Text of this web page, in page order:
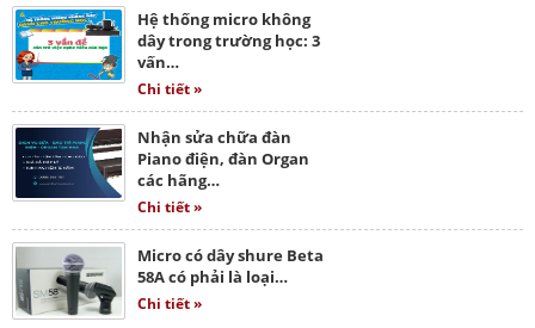
Hệ thống micro không
dây trong trường học: 3
vấn…
Chi tiết »
Nhận sửa chữa đàn
Piano điện, đàn Organ
các hãng…
Chi tiết »
Micro có dây shure Beta
58A có phải là loại…
Chi tiết »